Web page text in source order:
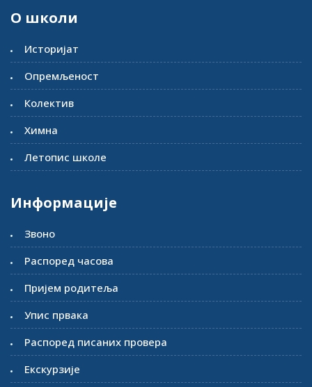
О школи
Историјат
Опремљеност
Колектив
Химна
Летопис школе
Информације
Звоно
Распоред часова
Пријем родитеља
Упис првака
Распоред писаних провера
Екскурзије